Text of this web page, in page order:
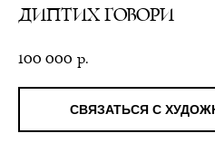
ДИПТИХ ГОВОРИ
100 000 р.
СВЯЗАТЬСЯ С